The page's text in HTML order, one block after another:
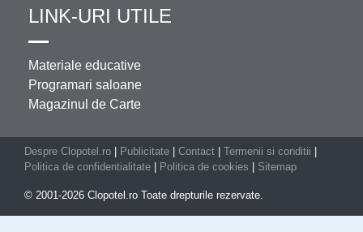
LINK-URI UTILE
Materiale educative
Programari saloane
Magazinul de Carte
Despre Clopotel.ro Publicitate Contact Termenii si conditii
Politica de confidentialitate
Politica de cookies Sitemap
© 2001-2026 Clopotel.ro Toate drepturile rezervate.